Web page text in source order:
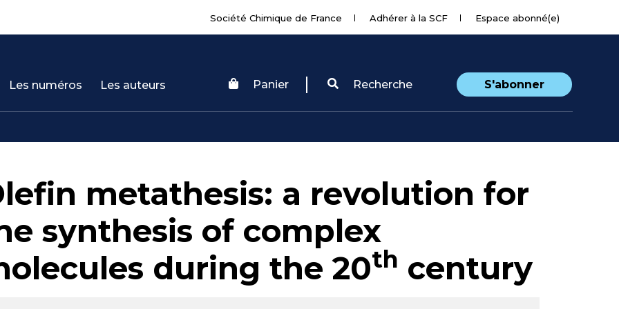
Société Chimique de France Adhérer à la SCF Espace abonné(e)
Les numéros Les auteurs Panier Recherche S'abonner
metathesis: a revolution for
synthesis of complex
during the 20th century